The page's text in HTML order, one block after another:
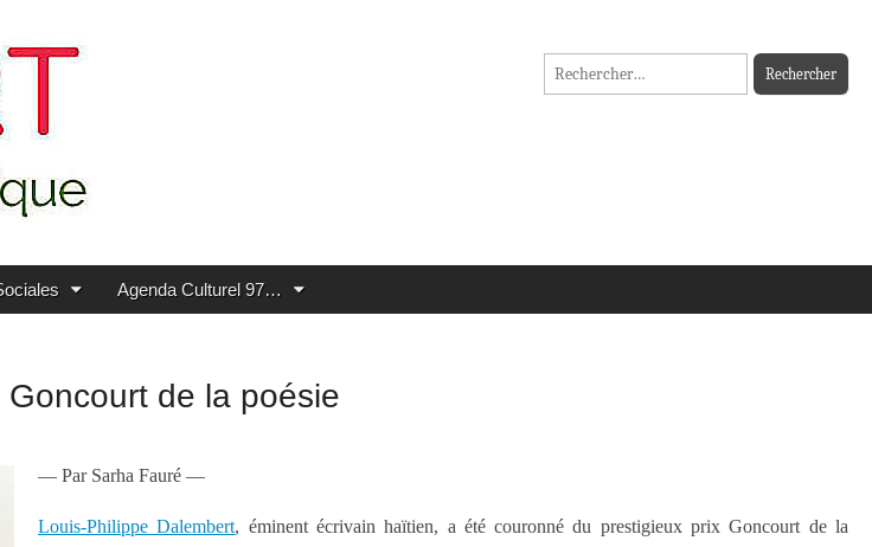
Rechercher :
Agenda Culturel 97…
Goncourt de la poésie
— Par Sarha Fauré —
Louis-Philippe Dalembert, éminent écrivain haïtien, a été couronné du prestigieux prix Goncourt de la